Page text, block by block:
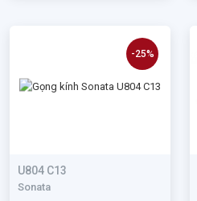
U804 C13
Sonata
-25%